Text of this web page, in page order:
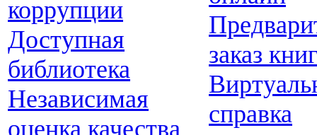
коррупции
Доступная
библиотека
Независимая
оценка качества
заказ
справка